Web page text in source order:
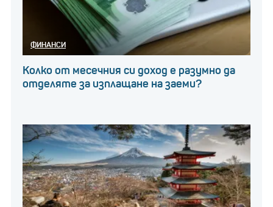
ФИНАНСИ
Колко от месечния си доход е разумно да
отделяте за изплащане на заеми?